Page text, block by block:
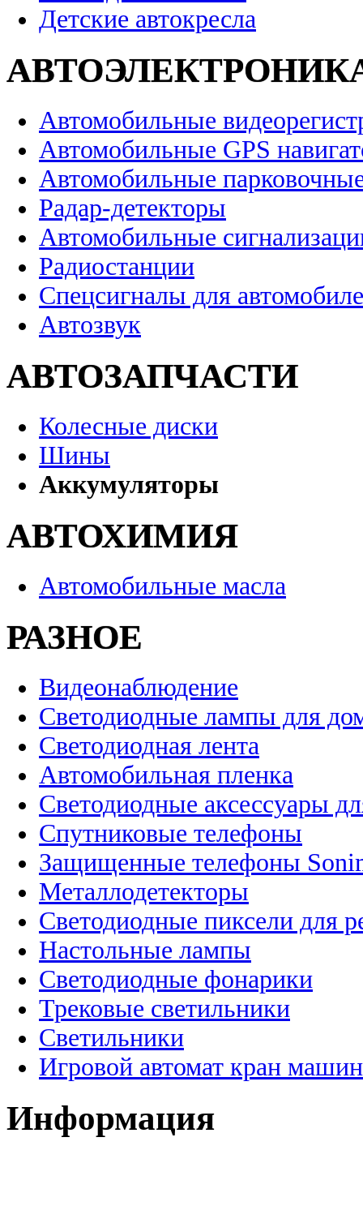
Детские автокресла
Автомобильные
Автомобильные GPS
Автомобильные
Радар-детекторы
Автомобильные
Радиостанции
Спецсигналы для
Автозвук
АВТОЗАПЧАСТИ
Колесные диски
Шины
Аккумуляторы
АВТОХИМИЯ
Автомобильные масла
РАЗНОЕ
Видеонаблюдение
Светодиодные лампы для
Светодиодная лента
Автомобильная пленка
Светодиодные аксессуары
Спутниковые телефоны
Защищенные телефоны
Металлодетекторы
Светодиодные пиксели для
Настольные лампы
Светодиодные фонарики
Трековые светильники
Светильники
Игровой автомат кран
Информация